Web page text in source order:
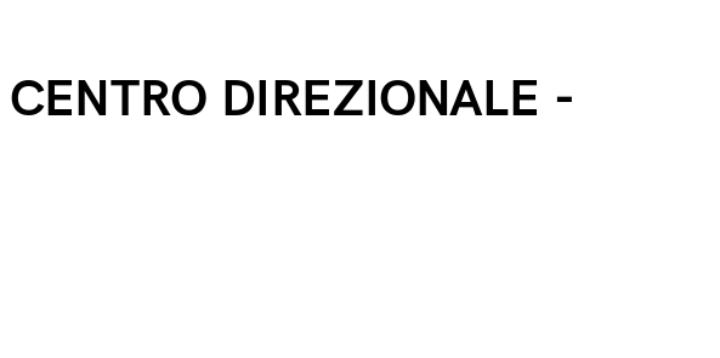
DIREZIONALE -